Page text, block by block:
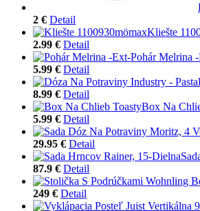
2 € Detail
Kliešte
2.99 € Detail
Pohár Melrina
5.99 € Detail
8.99 € Detail
Box Na
5.99 € Detail
29.95 € Detail
87.9 € Detail
249 € Detail